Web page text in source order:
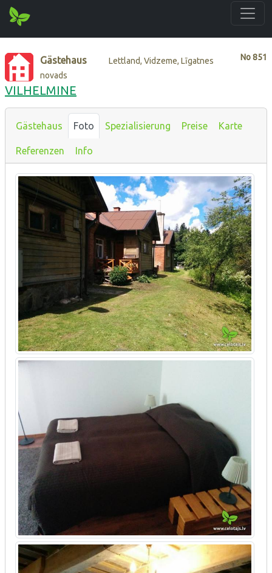
No851
Gästehaus
Lettland, Vidzeme, Līgatnes
novads
VILHELMINE
Gästehaus Foto Spezialisierung Preise Karte
Referenzen Info